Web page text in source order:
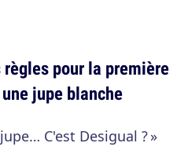
pour la première
jupe blanche
C'est Desigual ? »